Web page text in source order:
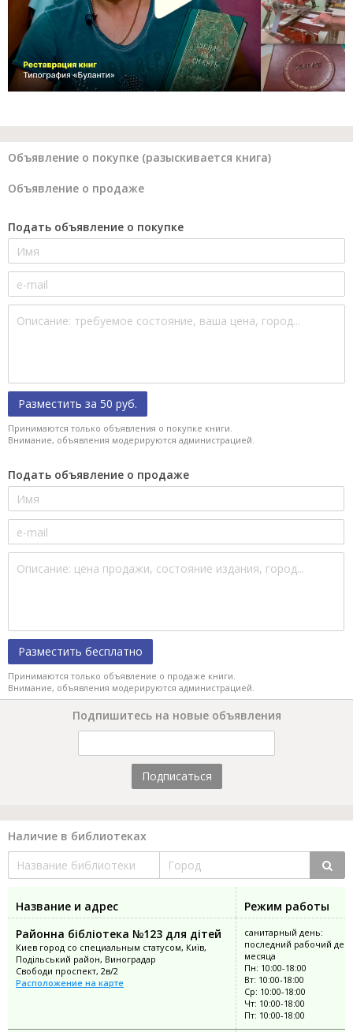
Объявление о покупке (разыскивается книга)
Объявление о продаже
Подать объявление о покупке
Разместить за 50 руб.
Принимаются только объявления о покупке книги.
Внимание, объявления модерируются администрацией.
Подать объявление о продаже
Разместить бесплатно
Принимаются только объявление о продаже книги.
Внимание, объявления модерируются администрацией.
Подпишитесь на новые объявления
Подписаться
Наличие в библиотеках
Название и адрес
Режим работы
Районна бібліотека №123 для дітей
Киев город со специальным статусом, Київ,
Подільський район, Виноградар
Свободи проспект, 2в/2
Расположение на карте
санитарный день:
последний рабочий
месяца
Пн: 10:00-18:00
Вт: 10:00-18:00
Ср: 10:00-18:00
Чт: 10:00-18:00
Пт: 10:00-18:00